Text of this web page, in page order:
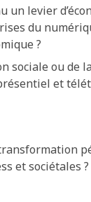
un levier
du
?
sociale ou de
et
et sociétales ?